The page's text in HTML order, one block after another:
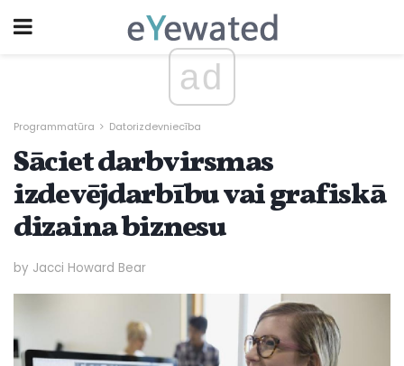
ad
Programmatūra Datorizdevniecība
Sāciet darbvirsmas
izdevējdarbību vai grafiskā
dizaina biznesu
by Jacci Howard Bear